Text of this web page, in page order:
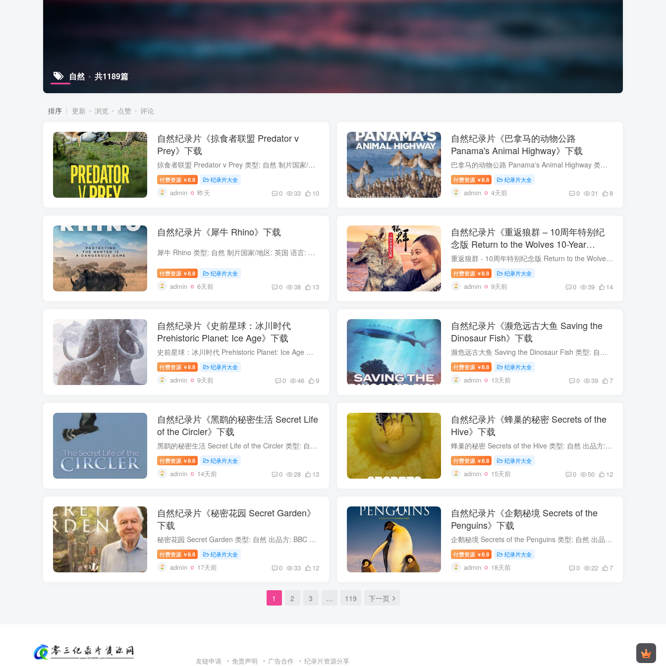
自然 共1189篇
排序 更新 浏览 点赞 评论
自然纪录片《掠食者联盟 Predator v
Prey》下载
掠食者联盟 Predator v Prey 类型: 自然 制片国家/地区: 英国 语言: 英语 首播: 2025 集数: 6 掠食者联盟 简介 《掠食者联盟 Predator v Prey》又名：自然法则：掠食者之战；是一部于2024年首播...
付费资源 ￥8.8 纪录片大全
admin 昨天 0 33 10
自然纪录片《巴拿马的动物公路
Panama's Animal Highway》下载
巴拿马的动物公路 Panama's Animal Highway 类型: 自然 出品方: Smithsonian 制片国家/地区: 美国 语言: 英语 首播: 2017 集数: 1 巴拿马的动物公路 简介 科学家们使用最先进的技术来对抗...
付费资源 ￥8.8 纪录片大全
admin 4天前 0 31 8
自然纪录片《犀牛 Rhino》下载
犀牛 Rhino 类型: 自然 制片国家/地区: 英国 语言: 英语 首播: 2025 集数: 1 犀牛 简介 这部引人深思的纪录片将镜头对准了正处于灭绝边缘的南非犀牛。影片通过对比鲜明的视角，揭示了犀牛角走私...
付费资源 ￥8.8 纪录片大全
admin 6天前 0 38 13
自然纪录片《重返狼群 – 10周年特别纪
念版 Return to the Wolves 10-Year
Anniversary Special》下载
重返狼群 - 10周年特别纪念版 Return to the Wolves 10-Year Anniversary Special 类型: 自然 制片国家/地区: 中国大陆 语言: 汉语普通话 首播: 2021 集数: 11 重返狼群 - 10周年特别纪念版 简...
付费资源 ￥8.8 纪录片大全
admin 9天前 0 39 14
自然纪录片《史前星球：冰川时代
Prehistoric Planet: Ice Age》下载
史前星球：冰川时代 Prehistoric Planet: Ice Age 类型: 自然 出品方: BBC 制片国家/地区: 英国 语言: 英语 首播: 2025 集数: 5 史前星球：冰川时代 简介 又名：史前星球：冰河时代/史前星球 第...
付费资源 ￥8.8 纪录片大全
admin 9天前 0 46 9
自然纪录片《濒危远古大鱼 Saving the
Dinosaur Fish》下载
濒危远古大鱼 Saving the Dinosaur Fish 类型: 自然 制片国家/地区: 美国 语言: 英语 首播: 2020 集数: 1 濒危远古大鱼 简介 鲟鱼是一种史前鱼类，也是地球上最濒危的物种之一，是一个奇迹。海...
付费资源 ￥8.8 纪录片大全
admin 13天前 0 39 7
自然纪录片《黑鹞的秘密生活 Secret Life
of the Circler》下载
黑鹞的秘密生活 Secret Life of the Circler 类型: 自然 制片国家/地区: 美国 语言: 英语 首播: 2013 集数: 1 黑鹞的秘密生活 简介 在非洲的顶端生活着一只优雅的猛禽，它的拉丁名意为“黑圈子...
付费资源 ￥8.8 纪录片大全
admin 14天前 0 28 13
自然纪录片《蜂巢的秘密 Secrets of the
Hive》下载
蜂巢的秘密 Secrets of the Hive 类型: 自然 出品方: Smithsonian 制片国家/地区: 美国 语言: 英语 首播: 2015 集数: 1 蜂巢的秘密 简介 我们的日常生活已离不开蜜蜂，根据化石资料，蜜蜂在第三...
付费资源 ￥8.8 纪录片大全
admin 15天前 0 50 12
自然纪录片《秘密花园 Secret Garden》
下载
秘密花园 Secret Garden 类型: 自然 出品方: BBC 制片国家/地区: 英国 语言: 英语 首播: 2026 集数: 5 所属系列: 爱登堡自然类纪录片合集 秘密花园 简介 这部由BBC制作、大卫·爱登堡（David At...
付费资源 ￥8.8 纪录片大全
admin 17天前 0 33 12
自然纪录片《企鹅秘境 Secrets of the
Penguins》下载
企鹅秘境 Secrets of the Penguins 类型: 自然 出品方: 国家地理 制片国家/地区: 美国 语言: 英语 首播: 2025 集数: 3 企鹅秘境 简介 又名：企鹅之谜；《企鹅秘境》是一部由国家地理出品的三集...
付费资源 ￥8.8 纪录片大全
admin 18天前 0 22 7
1 2 3 … 119 下一页
友链申请 免责声明 广告合作 纪录片资源分享